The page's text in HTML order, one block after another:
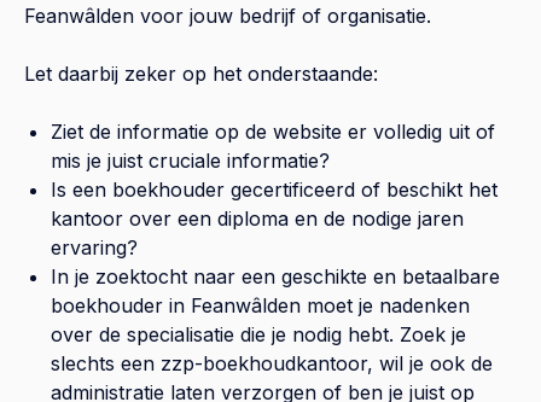
Feanwâlden voor jouw bedrijf of organisatie.
Let daarbij zeker op het onderstaande:
Ziet de informatie op de website er volledig uit of
mis je juist cruciale informatie?
Is een boekhouder gecertificeerd of beschikt het
kantoor over een diploma en de nodige jaren
ervaring?
In je zoektocht naar een geschikte en betaalbare
boekhouder in Feanwâlden moet je nadenken
over de specialisatie die je nodig hebt. Zoek je
slechts een zzp-boekhoudkantoor, wil je ook de
administratie laten verzorgen of ben je juist op